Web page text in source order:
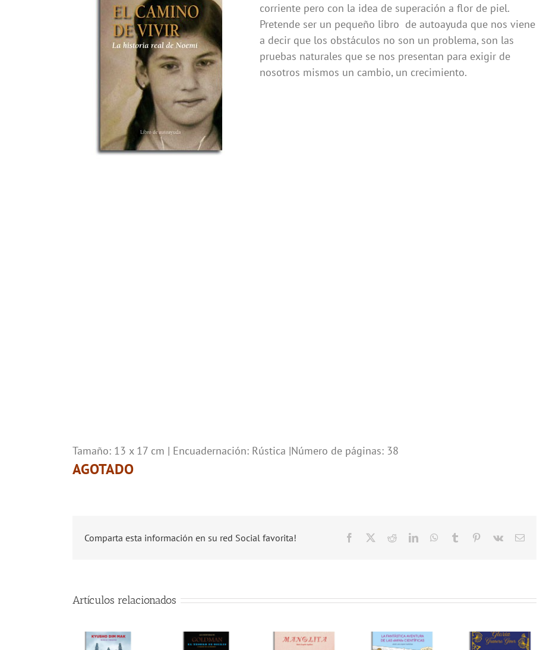
corriente pero con la idea de superación a flor de piel.
Pretende ser un pequeño libro de autoayuda que nos viene
a decir que los obstáculos no son un problema, son las
pruebas naturales que se nos presentan para exigir de
nosotros mismos un cambio, un crecimiento.
Tamaño: 13 x 17 cm | Encuadernación: Rústica |Número de páginas: 38
AGOTADO
Comparta esta información en su red Social favorita! Facebook RedditLinkedInWhatsApp
Tumblr Pinterest
Vk
Correo
Artículos relacionados